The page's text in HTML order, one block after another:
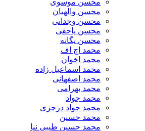
محسن موسوی
محسن والهیان
محسن وجدانی
محسن یاحقی
محسن یگانه
محمد اچ اف
محمد اخوان
محمد اسماعیل زاده
محمد اصفهانی
محمد بهرامی
محمد جواد
محمد جواد درجزی
محمد حسین
محمد حسین طیبی نیا